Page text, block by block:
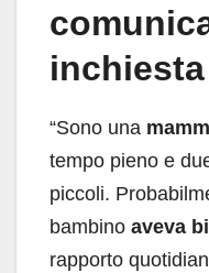
inchiesta
“Sono una
tempo pieno e
piccoli.
bambino aveva
rapporto